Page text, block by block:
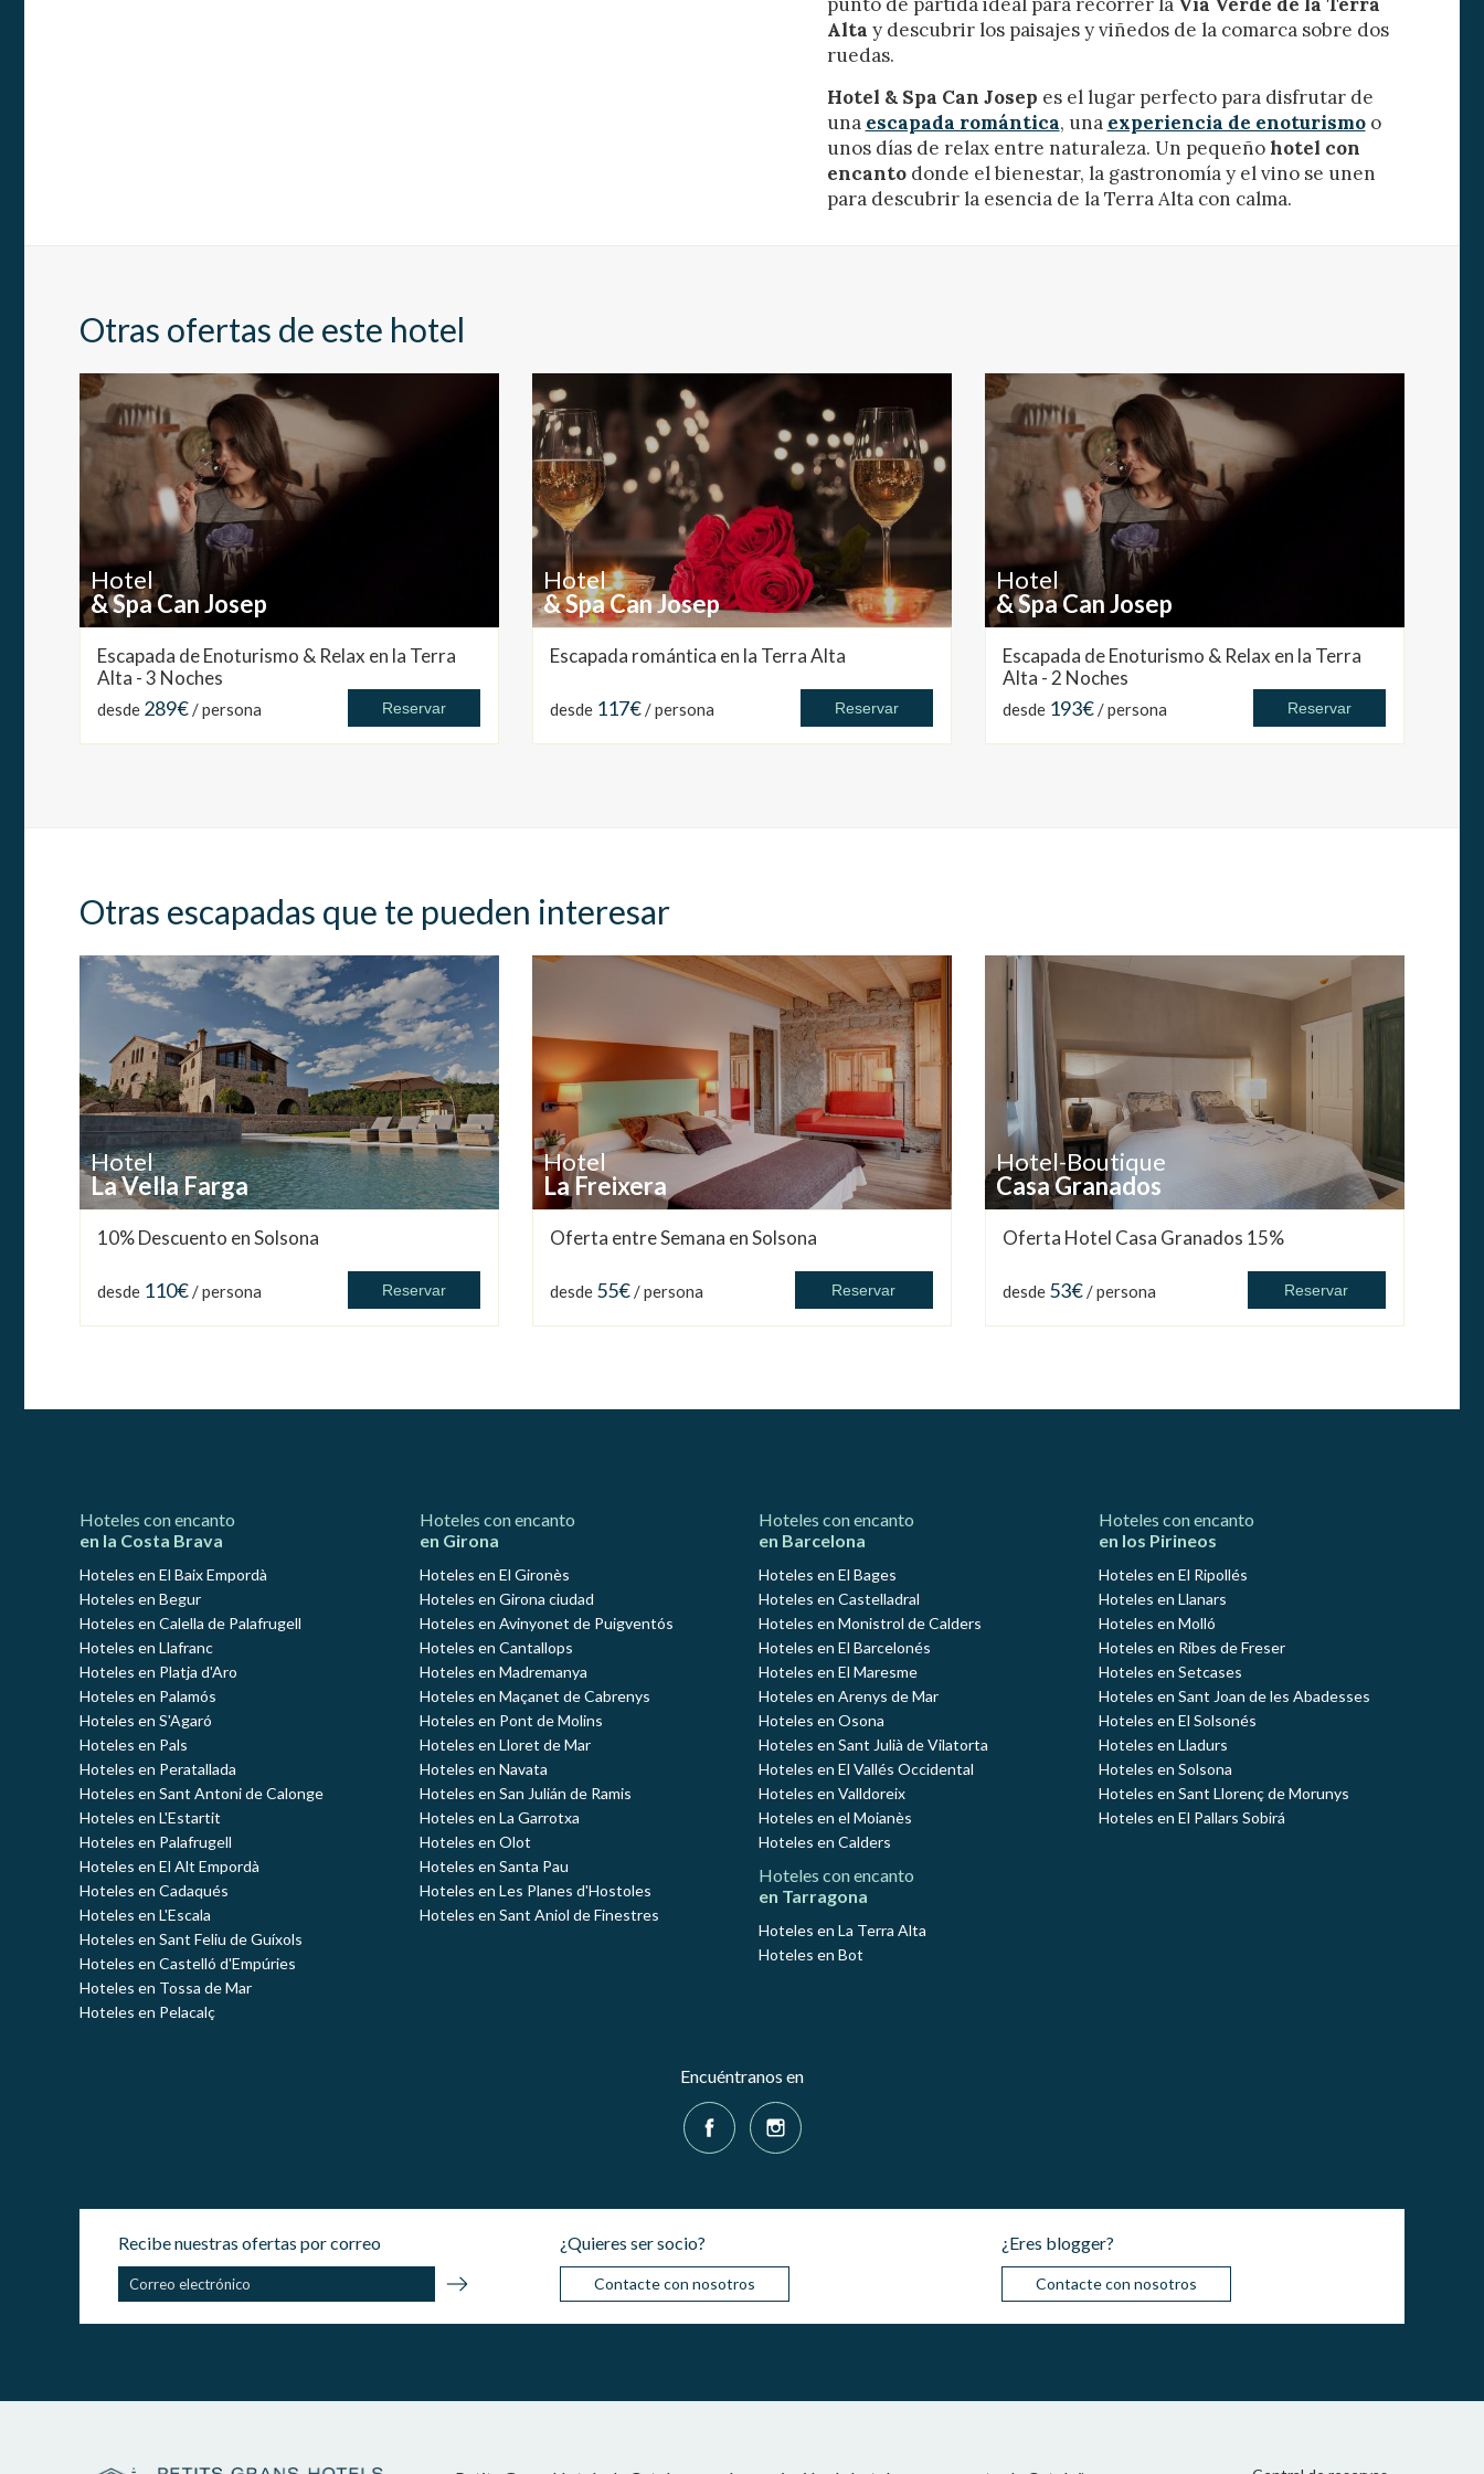
punto de partida ideal para recorrer la Vía Verde de la Terra
Alta y descubrir los paisajes y viñedos de la comarca sobre dos
ruedas.
Hotel & Spa Can Josep es el lugar perfecto para disfrutar de
una escapada romántica, una experiencia de enoturismoo
unos días de relax entre naturaleza. Un pequeño hotel con
encanto donde el bienestar, la gastronomía y el vino se unen
para descubrir la esencia de la Terra Alta con calma.
Otras ofertas de este hotel
Hotel
& Spa Can Josep
Escapada de Enoturismo & Relax en la Terra
Alta - 3 Noches
desde 289€/ persona Reservar
Hotel
& Spa Can Josep
Escapada romántica en la Terra Alta
desde 117€/ persona Reservar
Hotel
& Spa Can Josep
Escapada de Enoturismo & Relax en la Terra
Alta - 2 Noches
desde 193€/ persona Reservar
Otras escapadas que te pueden interesar
Hotel
La Vella Farga
10% Descuento en Solsona
desde 110€/ persona Reservar
Hotel
La Freixera
Oferta entre Semana en Solsona
desde 55€/ persona Reservar
Hotel-Boutique
Casa Granados
Oferta Hotel Casa Granados 15%
desde 53€/ persona Reservar
Hoteles con encanto
en la Costa Brava
Hoteles en El Baix Empordà
Hoteles en Begur
Hoteles en Calella de Palafrugell
Hoteles en Llafranc
Hoteles en Platja d'Aro
Hoteles en Palamós
Hoteles en S'Agaró
Hoteles en Pals
Hoteles en Peratallada
Hoteles en Sant Antoni de Calonge
Hoteles en L'Estartit
Hoteles en Palafrugell
Hoteles en El Alt Empordà
Hoteles en Cadaqués
Hoteles en L'Escala
Hoteles en Sant Feliu de Guíxols
Hoteles en Castelló d'Empúries
Hoteles en Tossa de Mar
Hoteles en Pelacalç
Hoteles con encanto
en Girona
Hoteles en El Gironès
Hoteles en Girona ciudad
Hoteles en Avinyonet de Puigventós
Hoteles en Cantallops
Hoteles en Madremanya
Hoteles en Maçanet de Cabrenys
Hoteles en Pont de Molins
Hoteles en Lloret de Mar
Hoteles en Navata
Hoteles en San Julián de Ramis
Hoteles en La Garrotxa
Hoteles en Olot
Hoteles en Santa Pau
Hoteles en Les Planes d'Hostoles
Hoteles en Sant Aniol de Finestres
Hoteles con encanto
en Barcelona
Hoteles en El Bages
Hoteles en Castelladral
Hoteles en Monistrol de Calders
Hoteles en El Barcelonés
Hoteles en El Maresme
Hoteles en Arenys de Mar
Hoteles en Osona
Hoteles en Sant Julià de Vilatorta
Hoteles en El Vallés Occidental
Hoteles en Valldoreix
Hoteles en el Moianès
Hoteles en Calders
Hoteles con encanto
en Tarragona
Hoteles en La Terra Alta
Hoteles en Bot
Hoteles con encanto
en los Pirineos
Hoteles en El Ripollés
Hoteles en Llanars
Hoteles en Molló
Hoteles en Ribes de Freser
Hoteles en Setcases
Hoteles en Sant Joan de les Abadesses
Hoteles en El Solsonés
Hoteles en Lladurs
Hoteles en Solsona
Hoteles en Sant Llorenç de Morunys
Hoteles en El Pallars Sobirá
Encuéntranos en
Recibe nuestras ofertas por correo ¿Quieres ser socio?
Contacte con nosotros
¿Eres blogger?
Contacte con nosotros